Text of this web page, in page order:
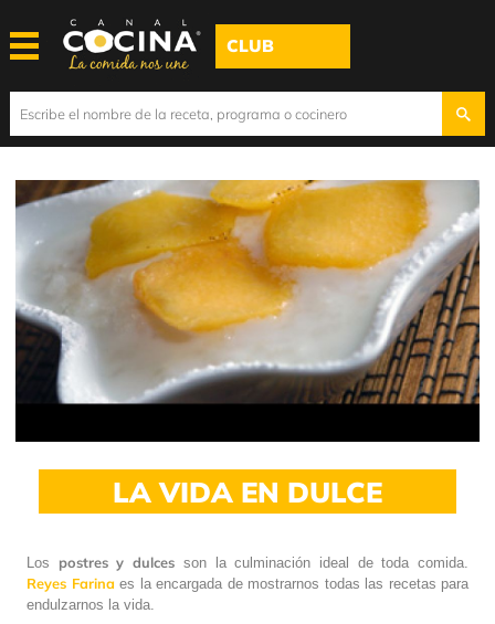
CLUB
LA VIDA EN DULCE
Los postres y dulces son la culminación ideal de toda comida.
Reyes Farina es la encargada de mostrarnos todas las recetas para
endulzarnos la vida.